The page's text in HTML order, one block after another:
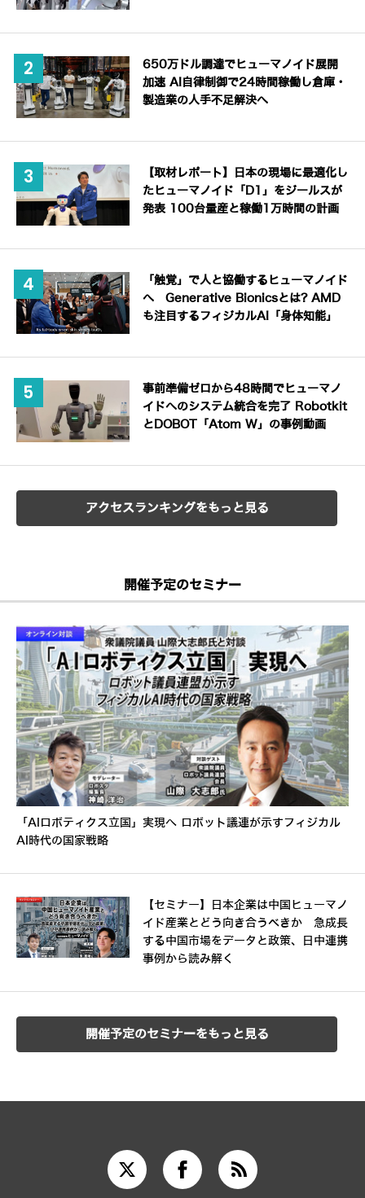
650万ドル調達でヒューマノイド展開
加速 AI自律制御で24時間稼働し倉庫・
製造業の人手不足解決へ
【取材レポート】日本の現場に最適化し
たヒューマノイド「D1」をジールスが
発表 100台量産と稼働1万時間の計画
「触覚」で人と協働するヒューマノイド
へ Generative Bionicsとは? AMD
も注目するフィジカルAI「身体知能」
事前準備ゼロから48時間でヒューマノ
イドへのシステム統合を完了 Robotkit
とDOBOT「Atom W」の事例動画
アクセスランキングをもっと見る
開催予定のセミナー
「AIロボティクス立国」実現へ ロボット議連が示すフィジカル
AI時代の国家戦略
【セミナー】日本企業は中国ヒューマノ
イド産業とどう向き合うべきか 急成長
する中国市場をデータと政策、日中連携
事例から読み解く
開催予定のセミナーをもっと見る